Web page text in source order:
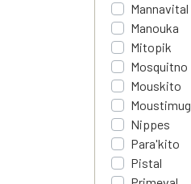
Mannavital
Manouka
Mitopik
Mosquitno
Mouskito
Moustimug
Nippes
Para'kito
Pistal